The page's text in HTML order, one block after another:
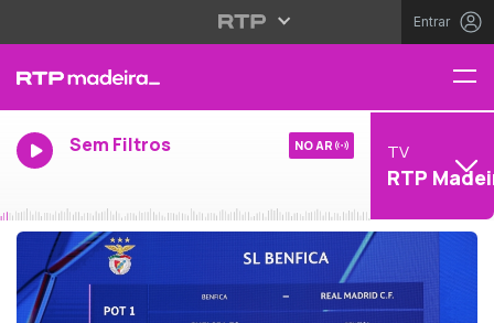
Entrar
Sem Filtros NO AR TV
RTP